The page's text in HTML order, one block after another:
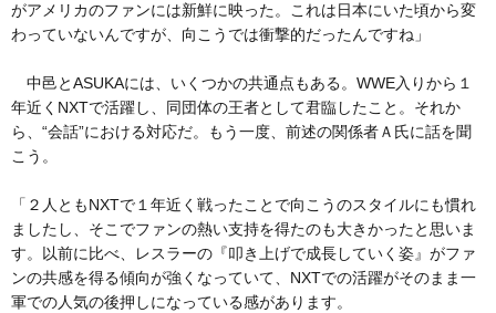
がアメリカのファンには新鮮に映った。これは日本にいた頃から変
わっていないんですが、向こうでは衝撃的だったんですね」
中邑とASUKAには、いくつかの共通点もある。WWE入りから１
年近くNXTで活躍し、同団体の王者として君臨したこと。それか
ら、“会話”における対応だ。もう一度、前述の関係者Ａ氏に話を聞
こう。
「２人ともNXTで１年近く戦ったことで向こうのスタイルにも慣れ
ましたし、そこでファンの熱い支持を得たのも大きかったと思いま
す。以前に比べ、レスラーの『叩き上げで成長していく姿』がファ
ンの共感を得る傾向が強くなっていて、NXTでの活躍がそのまま一
軍での人気の後押しになっている感があります。